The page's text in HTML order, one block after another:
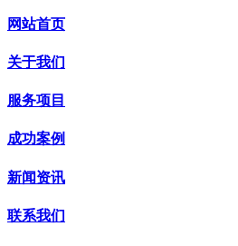
网站首页
关于我们
服务项目
成功案例
新闻资讯
联系我们